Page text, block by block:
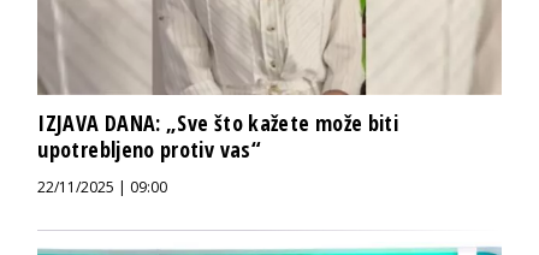
IZJAVA DANA: „Sve što kažete može biti
upotrebljeno protiv vas“
22/11/2025 | 09:00